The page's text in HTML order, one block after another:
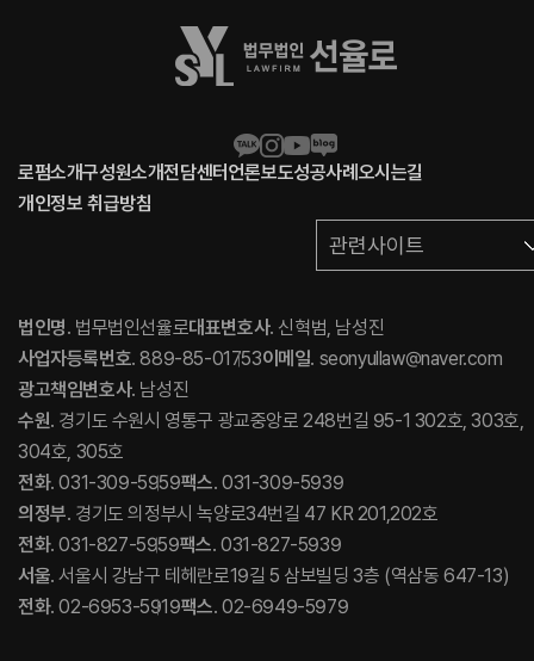
로펌소개구성원소개전담센터언론보도성공사례 오시는길
개인정보 취급방침
관련사이트
법인명. 법무법인선율로대표변호사. 신혁범, 남성진
사업자등록번호. 889-85-01753이메일. seonyullaw@naver.com
광고책임변호사. 남성진
수원. 경기도 수원시 영통구 광교중앙로 248번길 95-1 302호, 303호,
304호, 305호
전화. 031-309-5959팩스. 031-309-5939
의정부. 경기도 의정부시 녹양로34번길 47 KR 201,202호
전화. 031-827-5959팩스. 031-827-5939
서울. 서울시 강남구 테헤란로19길 5 삼보빌딩 3층 (역삼동 647-13)
전화. 02-6953-5919팩스. 02-6949-5979